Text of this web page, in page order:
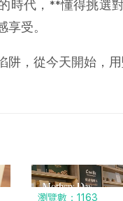
時代，**懂得挑選
受。
阱，從今天開始，
瀏覽數：1163